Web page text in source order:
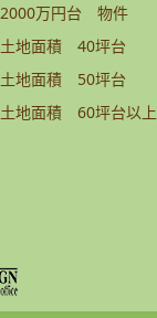
2000万円台 物件
土地面積 40坪台
土地面積 50坪台
土地面積 60坪台以上